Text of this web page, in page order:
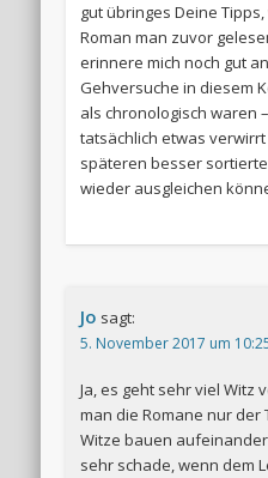
gut übringes Deine
Roman man zuvor
erinnere mich noch gut
Gehversuche in diesem
als chronologisch waren
tatsächlich etwas
späteren besser
wieder ausgleichen
Jo sagt:
5. November 2017 um
Ja, es geht sehr viel Witz
man die Romane nur der
Witze bauen
sehr schade, wenn dem